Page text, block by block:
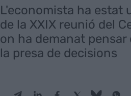
L'economista ha estat
de la XXIX reunió del
on ha demanat pensar
la presa de decisions